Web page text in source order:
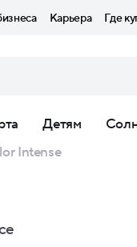
Карьера Где
Детям
Intense